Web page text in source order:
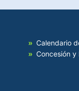
Calendario
Concesión y